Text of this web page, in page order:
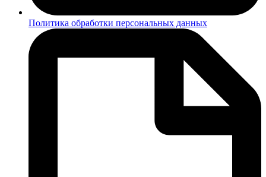
Политика обработки персональных данных